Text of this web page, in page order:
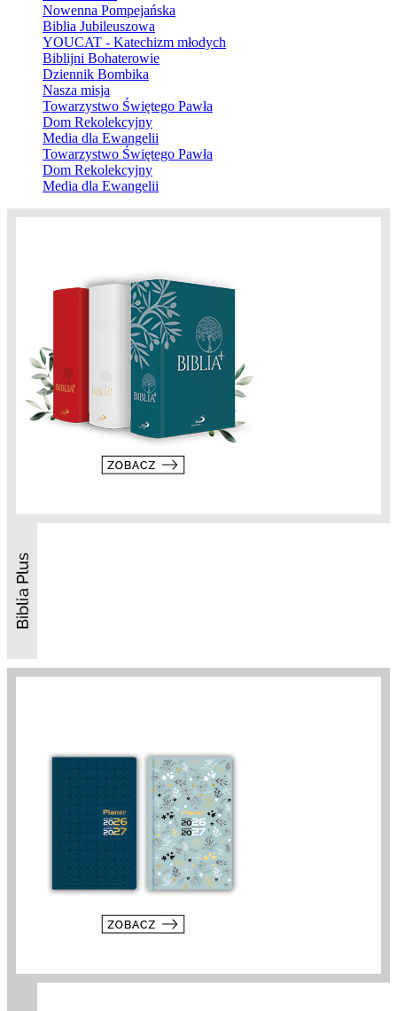
Nowenna Pompejańska
Biblia Jubileuszowa
YOUCAT - Katechizm młodych
Biblijni Bohaterowie
Dziennik Bombika
Nasza misja
Towarzystwo Świętego Pawła
Dom Rekolekcyjny
Media dla Ewangelii
Towarzystwo Świętego Pawła
Dom Rekolekcyjny
Media dla Ewangelii